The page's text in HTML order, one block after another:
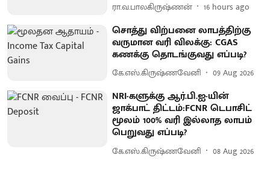
ரா.வ.பாலகிருஷ்ணன் 16 hours ago
சொத்து விற்பனை லாபத்திற்கு
வருமான வரி விலக்கு: CGAS
கணக்கு தொடங்குவது எப்படி?
கே.எஸ்.கிருஷ்ணவேனி 09 Aug 2026
NRI-களுக்கு ஆர்.பி.ஐ-யின்
ஜாக்பாட் திட்டம்:FCNR டெபாசிட்
மூலம் 100% வரி இல்லாத லாபம்
பெறுவது எப்படி?
கே.எஸ்.கிருஷ்ணவேனி 08 Aug 2026